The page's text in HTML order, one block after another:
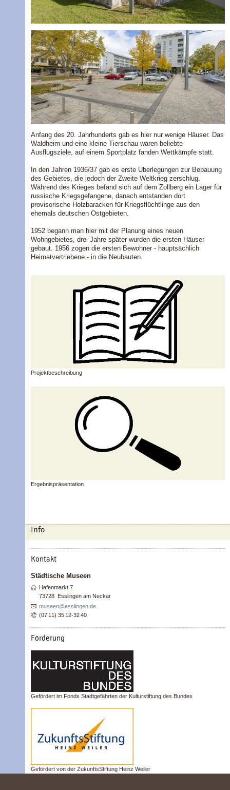
Anfang des 20. Jahrhunderts gab es hier nur wenige Häuser. Das
Waldheim und eine kleine Tierschau waren beliebte
Ausflugsziele, auf einem Sportplatz fanden Wettkämpfe statt.
In den Jahren 1936/37 gab es erste Überlegungen zur Bebauung
des Gebietes, die jedoch der Zweite Weltkrieg zerschlug.
Während des Krieges befand sich auf dem Zollberg ein Lager für
russische Kriegsgefangene, danach entstanden dort
provisorische Holzbaracken für Kriegsflüchtlinge aus den
ehemals deutschen Ostgebieten.
1952 begann man hier mit der Planung eines neuen
Wohngebietes, drei Jahre später wurden die ersten Häuser
gebaut. 1956 zogen die ersten Bewohner - hauptsächlich
Heimatvertriebene - in die Neubauten.
Projektbeschreibung
Ergebnispräsentation
Info
Kontakt
Städtische Museen
Hafenmarkt 7
73728
Esslingen am Neckar
museen@esslingen.de
(07 11) 35 12-32 40
Förderung
Gefördert im Fonds Stadtgefährten der Kulturstiftung des Bundes
Gefördert von der ZukunftsStiftung Heinz Weiler